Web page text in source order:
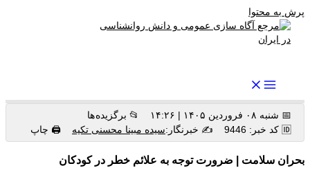
پرش به محتوا
📅 شنبه ۰۸ فروردین ۱۴۰۵ | ۱۴:۲۶
📂 برگزیده ها
🆔 کد خبر: 9446
✍️ خبرنگار:سیده مبینا محسنی تکیه 🖨 چاپ
بحران سلامت | ضرورت توجه به علائم خطر در کودکان